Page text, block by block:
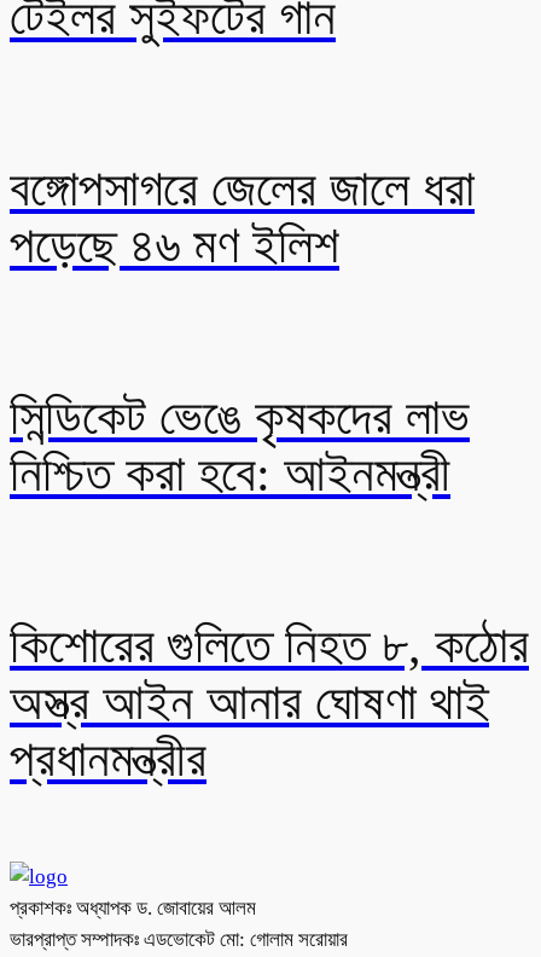
টেইলর সুইফটের গান
বঙ্গোপসাগরে জেলের জালে ধরা
পড়েছে ৪৬ মণ ইলিশ
সিন্ডিকেট ভেঙে কৃষকদের লাভ
নিশ্চিত করা হবে: আইনমন্ত্রী
কিশোরের গুলিতে নিহত ৮, কঠোর
অস্ত্র আইন আনার ঘোষণা থাই
প্রধানমন্ত্রীর
প্রকাশকঃ অধ্যাপক ড. জোবায়ের আলম
ভারপ্রাপ্ত সম্পাদকঃ এডভোকেট মো: গোলাম সরোয়ার